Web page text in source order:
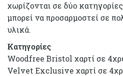
χωρίζονται σε δύο
μπορεί να προσαρμοστεί σε
υλικά.
Κατηγορίες
Woodfree Bristol χαρτί σε
Velvet Exclusive χαρτί σε